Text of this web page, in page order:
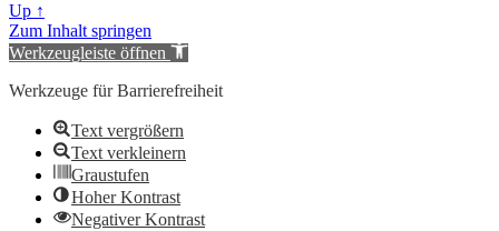
Up ↑
Zum Inhalt springen
Werkzeugleiste öffnen
Werkzeuge für Barrierefreiheit
Text vergrößern
Text verkleinern
Graustufen
Hoher Kontrast
Negativer Kontrast